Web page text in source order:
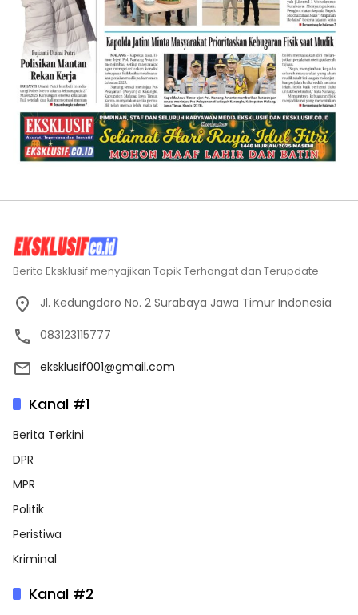
Berita Eksklusif menyajikan Topik Terhangat dan Terupdate
Jl. Kedungdoro No. 2 Surabaya Jawa Timur Indonesia
083123115777
eksklusif001@gmail.com
Kanal #1
Berita Terkini
DPR
MPR
Politik
Peristiwa
Kriminal
Kanal #2